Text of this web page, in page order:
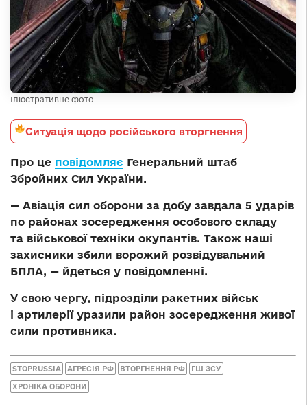
Ілюстративне фото
Ситуація щодо російського вторгнення
Про це повідомляє Генеральний штаб
Збройних Сил України.
— Авіація сил оборони за добу завдала 5 ударів
по районах зосередження особового складу
та військової техніки окупантів. Також наші
захисники збили ворожий розвідувальний
БПЛА, — йдеться у повідомленні.
У свою чергу, підрозділи ракетних військ
і артилерії уразили район зосередження живої
сили противника.
STOPRUSSIA АГРЕСІЯ РФ ВТОРГНЕННЯ РФ ГШ ЗСУ
ХРОНІКА ОБОРОНИ